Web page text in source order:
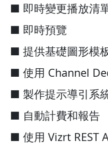
■ 即時變更播放清
■ 即時預覽
■ 提供基礎圖形模
■ 使用 Channel
■ 製作提示導引系
■ 自動計費和報告
■ 使用 Vizrt REST